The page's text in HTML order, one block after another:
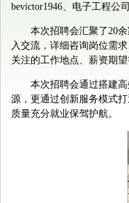
bevictor1946、电子工程公
本次招聘会汇聚了20
入交流，详细咨询岗位需
关注的工作地点、薪资期
本次招聘会通过搭建
源，更通过创新服务模式
质量充分就业保驾护航。